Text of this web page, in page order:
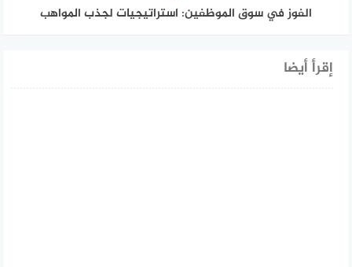
الفوز في سوق الموظفين: استراتيجيات لجذب المواهب
إقرأ أيضا